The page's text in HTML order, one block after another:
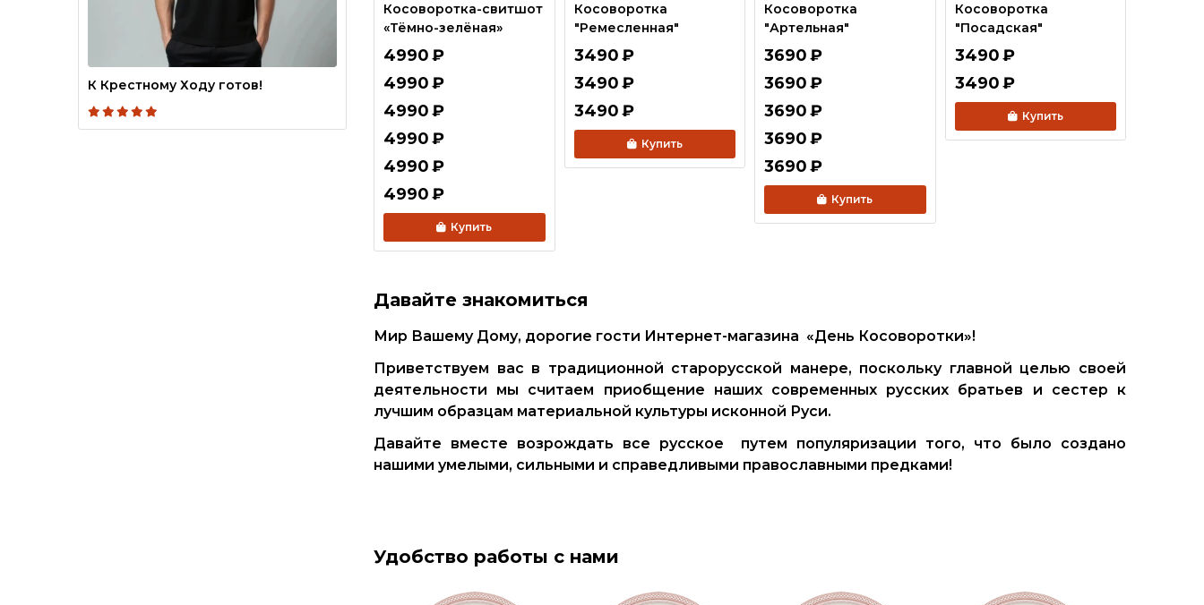
Косоворотка-свитшот
«Тёмно-зелёная»
4990₽
4990₽
4990₽
4990₽
4990₽
4990₽
Купить
Косоворотка
"Ремесленная"
3490₽
3490₽
3490₽
Купить
Косоворотка
"Артельная"
3690₽
3690₽
3690₽
3690₽
3690₽
Купить
Косоворотка
"Посадская"
3490₽
3490₽
Купить
Давайте знакомиться
Мир Вашему Дому, дорогие гости Интернет-магазина «День Косоворотки»!
Приветствуем вас в традиционной старорусской манере, поскольку главной целью своей
деятельности мы считаем приобщение наших современных русских братьев и сестер к
лучшим образцам материальной культуры исконной Руси.
Давайте вместе возрождать все русское путем популяризации того, что было создано
нашими умелыми, сильными и справедливыми православными предками!
Удобство работы с нами
К Крестному Ходу готов!